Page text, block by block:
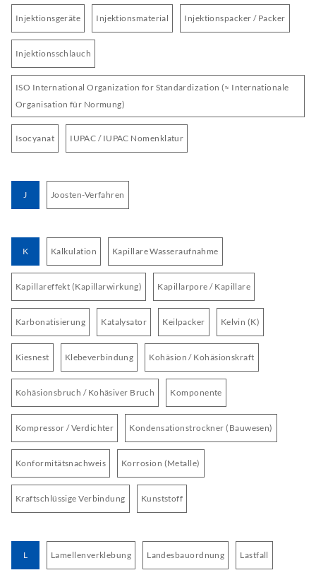
Injektionsgeräte Injektionsmaterial Injektionspacker / Packer
Injektionsschlauch
ISO International Organization for Standardization (≈ Internationale
Organisation für Normung)
Isocyanat IUPAC / IUPAC Nomenklatur
J Joosten-Verfahren
K Kalkulation Kapillare Wasseraufnahme
Kapillareffekt (Kapillarwirkung) Kapillarpore / Kapillare
Karbonatisierung Katalysator Keilpacker Kelvin (K)
Kiesnest Klebeverbindung Kohäsion / Kohäsionskraft
Kohäsionsbruch / Kohäsiver Bruch Komponente
Kompressor / Verdichter Kondensationstrockner (Bauwesen)
Konformitätsnachweis Korrosion (Metalle)
Kraftschlüssige Verbindung Kunststoff
L Lamellenverklebung Landesbauordnung Lastfall